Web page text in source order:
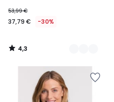
53,99 €
37,79 € -30%
4,3
/